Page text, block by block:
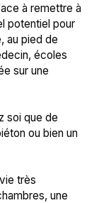
à remettre à
potentiel pour
au pied de
écoles
sur une
soi que de
ou bien un
très
une